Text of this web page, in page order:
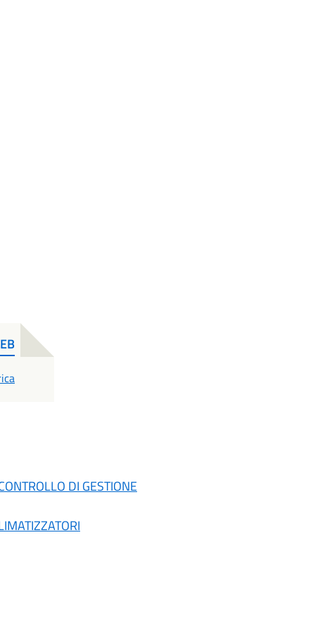
DI GESTIONE